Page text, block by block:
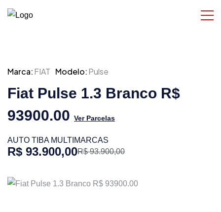
Marca:FIAT Modelo:Pulse
Fiat Pulse 1.3 Branco R$
93900.00 Ver Parcelas
AUTO TIBA MULTIMARCAS
R$ 93.900,00R$ 93.900,00